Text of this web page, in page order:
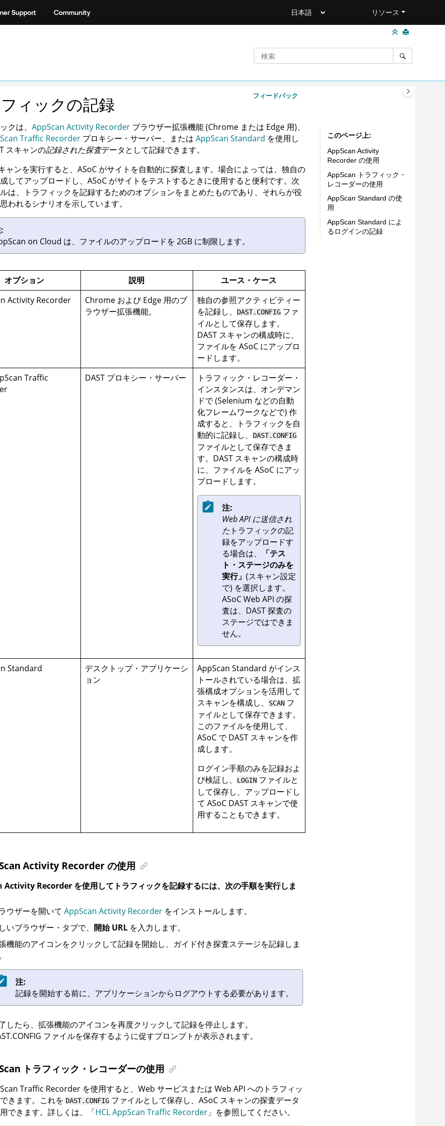
Support Community リソース
フィードバック
フィックの記録
クは、 AppScan Activity Recorderブラウザー拡張機能 (Chrome または Edge 用)、
Traffic Recorderプロキシー・サーバー、または AppScan Standard を使用し
スキャンの記録された探査データとして記録できます。
ャンを実行すると、 ASoCがサイトを自動的に探査します。場合によっては、独自の
してアップロードし、 ASoCがサイトをテストするときに使用すると便利です。次
は、トラフィックを記録するためのオプションをまとめたものであり、それらが役
われるシナリオを示しています。
on Cloud は、ファイルのアップロードを 2GB に制限します。
オプション 説明
ユース・ケース
Activity Recorder
Chrome および Edge 用のブ
ラウザー拡張機能。
独自の参照アクティビティー
を記録し、
DAST.CONFIGファ
イルとして保存します。
DAST スキャンの構成時に、
ファイルを ASoCにアップロ
ードします。
Traffic
DAST プロキシー・サーバー
トラフィック・レコーダー・
インスタンスは、オンデマン
ドで (Selenium などの自動
化フレームワークなどで) 作
成すると、トラフィックを自
動的に記録し、
DAST.CONFIG
ファイルとして保存できま
す。DAST スキャンの構成時
に、ファイルを ASoCにアッ
プロードします。
注:
Web API に送信され
たトラフィックの記
録をアップロードす
る場合は、
「テス
ト・ステージのみを
実行」 (スキャン設定
で) を選択します。
ASoCWeb API の探
査は、DAST 探査の
ステージではできま
せん。
Standard
デスクトップ・アプリケーシ
ョン
AppScan Standard がインス
トールされている場合は、拡
張構成オプションを活用して
スキャンを構成し、
SCANフ
ァイルとして保存できます。
このファイルを使用して、
ASoCで DAST スキャンを作
成します。
ログイン手順のみを記録およ
び検証し、
LOGINファイルと
して保存し、アップロードし
て ASoCDAST スキャンで使
用することもできます。
Activity Recorder の使用
Activity Recorder を使用してトラフィックを記録するには、次の手順を実行しま
ウザーを開いて AppScan Activity Recorderをインストールします。
いブラウザー・タブで、 開始 URLを入力します。
機能のアイコンをクリックして記録を開始し、ガイド付き探査ステージを記録しま
注:
記録を開始する前に、アプリケーションからログアウトする必要があります。
したら、拡張機能のアイコンを再度クリックして記録を停止します。
ファイルを保存するように促すプロンプトが表示されます。
トラフィック・レコーダーの使用
Traffic Recorderを使用すると、Web サービスまたは Web API へのトラフィッ
きます。これを DAST.CONFIGファイルとして保存し、 ASoCスキャンの探査データ
できます。詳しくは、「HCL AppScan Traffic Recorder」を参照してください。
このページ上
AppScan Activity
Recorder の使用
AppScan トラフィック・
レコーダーの使用
AppScan Standard の使
用
AppScan Standard によ
るログインの記録